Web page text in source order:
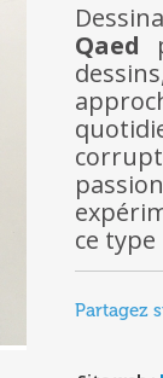
Qaed
ce type
Partagez